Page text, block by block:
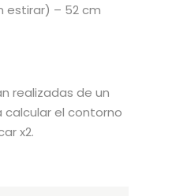
estirar) – 52 cm
realizadas de un
el contorno
x2.